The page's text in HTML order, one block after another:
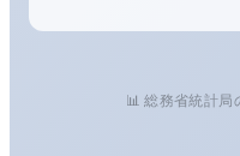
📊 総務省統計局